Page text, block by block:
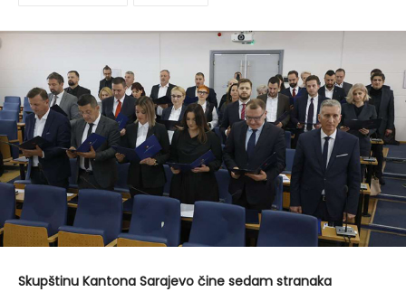
Skupštinu Kantona Sarajevo čine sedam stranaka